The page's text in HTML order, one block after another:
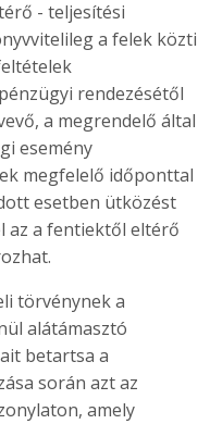
- teljesítési
a felek közti
rendezésétől
a megrendelő által
esemény
megfelelő időponttal
esetben ütközést
az a fentiektől eltérő
törvénynek a
alátámasztó
betartsa a
során azt az
amely